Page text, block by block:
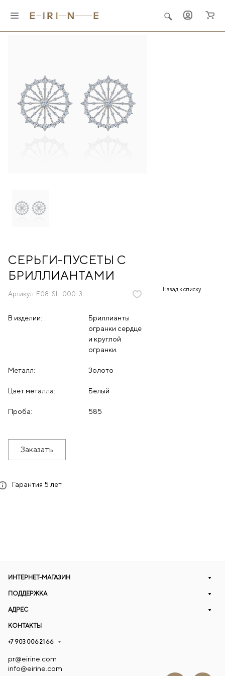
СЕРЬГИ-ПУСЕТЫ С
БРИЛЛИАНТАМИ
Артикул: E08-SL-000-3
В изделии:
Бриллианты
огранки сердце
и круглой
огранки.
Металл: Золото
Цвет металла: Белый
Проба: 585
Заказать
Гарантия 5 лет
Назад к списку
ИНТЕРНЕТ-МАГАЗИН
ПОДДЕРЖКА
АДРЕС
КОНТАКТЫ
+7 903 006 21 66
pr@eirine.com
info@eirine.com